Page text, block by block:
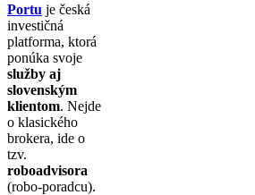
Portu je česká
investičná
platforma, ktorá
ponúka svoje
služby aj
slovenským
klientom. Nejde
o klasického
brokera, ide o
tzv.
roboadvisora
(robo-poradcu).